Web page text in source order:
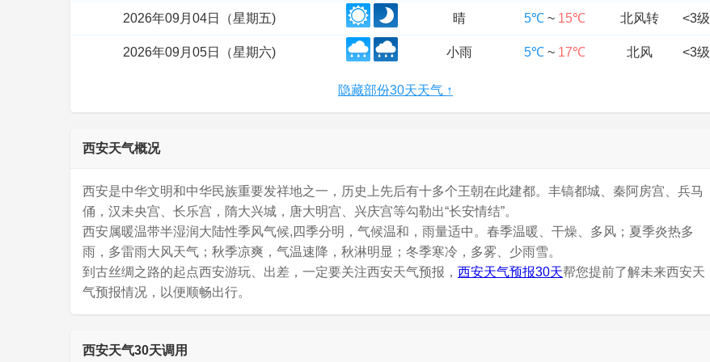
2026年09月04日（星期五) 晴 5℃~ 15℃ 北风转 <3级
2026年09月05日（星期六) 小雨 5℃~ 17℃ 北风 <3级
隐藏部份30天天气 ↑
西安天气概况
西安是中华文明和中华民族重要发祥地之一，历史上先后有十多个王朝在此建都。丰镐都城、秦阿房宫、兵马
俑，汉未央宫、长乐宫，隋大兴城，唐大明宫、兴庆宫等勾勒出“长安情结”。
西安属暖温带半湿润大陆性季风气候,四季分明，气候温和，雨量适中。春季温暖、干燥、多风；夏季炎热多
雨，多雷雨大风天气；秋季凉爽，气温速降，秋淋明显；冬季寒冷，多雾、少雨雪。
到古丝绸之路的起点西安游玩、出差，一定要关注西安天气预报， 西安天气预报30天帮您提前了解未来西安天
气预报情况，以便顺畅出行。
西安天气30天调用